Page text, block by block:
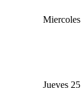
Jueves